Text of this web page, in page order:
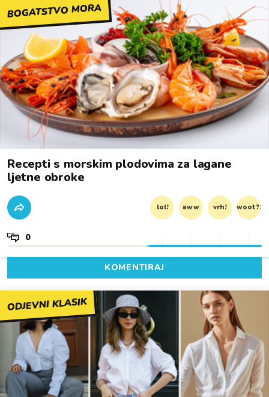
BOGATSTVO MORA
Recepti s morskim plodovima za lagane
ljetne obroke
lol! aww vrh! woot?!
0
KOMENTIRAJ
ODJEVNI KLASIK